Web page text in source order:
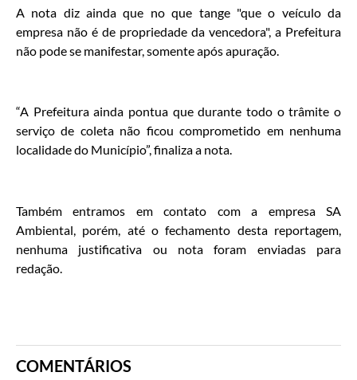
A nota diz ainda que no que tange "que o veículo da
empresa não é de propriedade da vencedora", a Prefeitura
não pode se manifestar, somente após apuração.
“A Prefeitura ainda pontua que durante todo o trâmite o
serviço de coleta não ficou comprometido em nenhuma
localidade do Município”, finaliza a nota.
Também entramos em contato com a empresa SA
Ambiental, porém, até o fechamento desta reportagem,
nenhuma justificativa ou nota foram enviadas para
redação.
COMENTÁRIOS